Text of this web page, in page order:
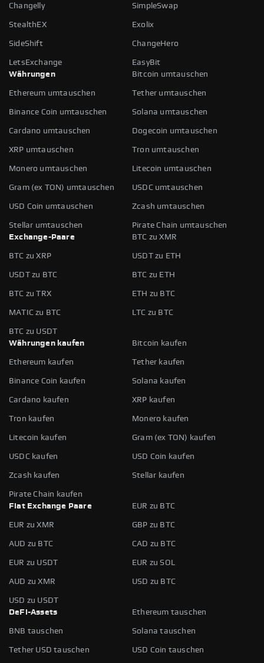
Changelly SimpleSwap
StealthEX Exolix
SideShift ChangeHero
LetsExchange
EasyBit
Währungen
Bitcoin umtauschen
Ethereum umtauschen Tether umtauschen
Binance Coin umtauschen Solana umtauschen
Cardano umtauschen Dogecoin umtauschen
XRP umtauschen Tron umtauschen
Monero umtauschen Litecoin umtauschen
Gram (ex TON) umtauschen USDC umtauschen
USD Coin umtauschen Zcash umtauschen
Stellar umtauschen
Pirate Chain umtauschen
Exchange-Paare
BTC zu XMR
BTC zu XRP USDT zu ETH
USDT zu BTC BTC zu ETH
BTC zu TRX ETH zu BTC
MATIC zu BTC LTC zu BTC
BTC zu USDT
Währungen kaufen
Bitcoin kaufen
Ethereum kaufen Tether kaufen
Binance Coin kaufen Solana kaufen
Cardano kaufen XRP kaufen
Tron kaufen Monero kaufen
Litecoin kaufen Gram (ex TON) kaufen
USDC kaufen USD Coin kaufen
Zcash kaufen Stellar kaufen
Pirate Chain kaufen
Fiat Exchange Paare
EUR zu BTC
EUR zu XMR GBP zu BTC
AUD zu BTC CAD zu BTC
EUR zu USDT EUR zu SOL
AUD zu XMR USD zu BTC
USD zu USDT
DeFi-Assets
Ethereum tauschen
BNB tauschen Solana tauschen
Tether USD tauschen USD Coin tauschen